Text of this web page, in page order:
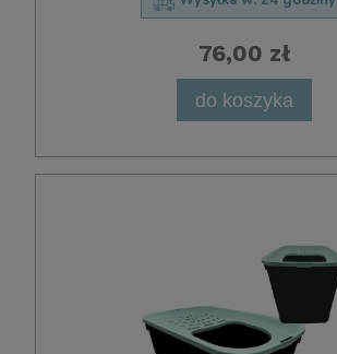
76,00 zł
do koszyka